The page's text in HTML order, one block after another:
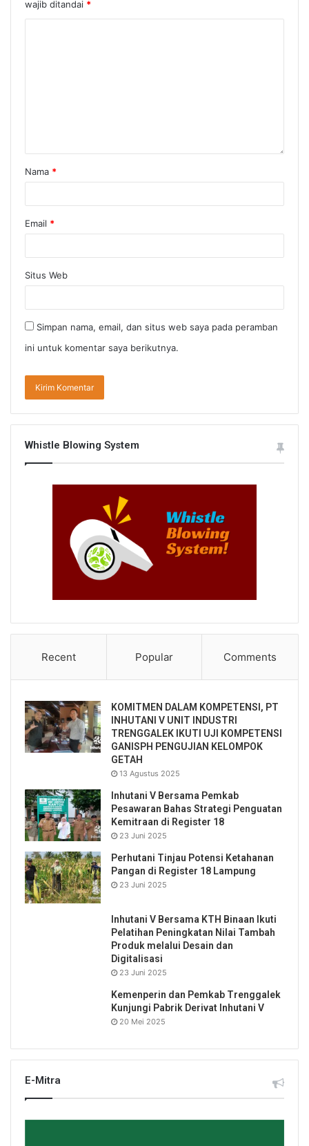
wajib ditandai *
Nama *
Email *
Situs Web
Simpan nama, email, dan situs web saya pada peramban
ini untuk komentar saya berikutnya.
Whistle Blowing System
Recent Popular Comments
KOMITMEN DALAM KOMPETENSI, PT
INHUTANI V UNIT INDUSTRI
TRENGGALEK IKUTI UJI KOMPETENSI
GANISPH PENGUJIAN KELOMPOK
GETAH
13 Agustus 2025
Inhutani V Bersama Pemkab
Pesawaran Bahas Strategi Penguatan
Kemitraan di Register 18
23 Juni 2025
Perhutani Tinjau Potensi Ketahanan
Pangan di Register 18 Lampung
23 Juni 2025
Inhutani V Bersama KTH Binaan Ikuti
Pelatihan Peningkatan Nilai Tambah
Produk melalui Desain dan
Digitalisasi
23 Juni 2025
Kemenperin dan Pemkab Trenggalek
Kunjungi Pabrik Derivat Inhutani V
20 Mei 2025
E-Mitra